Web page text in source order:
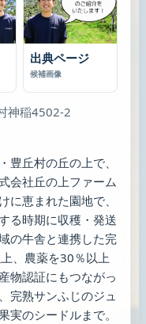
出典ページ
候補画像
神稲4502-2
豊丘村の丘の上で、
会社丘の上ファーム
に恵まれた園地で、
る時期に収穫・発送
の牛舎と連携した完
、農薬を30％以上
物認証にもつながっ
完熟サンふじのジュ
実のシードルまで。